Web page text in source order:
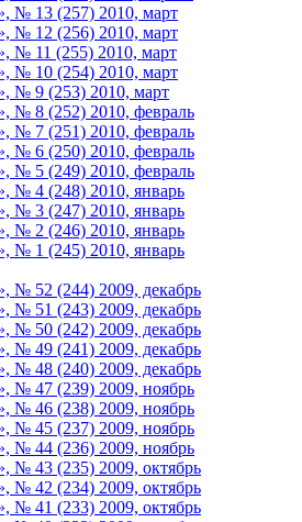
№ 13 (257) 2010, март
№ 12 (256) 2010, март
№ 11 (255) 2010, март
№ 10 (254) 2010, март
№ 9 (253) 2010, март
№ 8 (252) 2010, февраль
№ 7 (251) 2010, февраль
№ 6 (250) 2010, февраль
№ 5 (249) 2010, февраль
№ 4 (248) 2010, январь
№ 3 (247) 2010, январь
№ 2 (246) 2010, январь
№ 1 (245) 2010, январь
№ 52 (244) 2009, декабрь
№ 51 (243) 2009, декабрь
№ 50 (242) 2009, декабрь
№ 49 (241) 2009, декабрь
№ 48 (240) 2009, декабрь
№ 47 (239) 2009, ноябрь
№ 46 (238) 2009, ноябрь
№ 45 (237) 2009, ноябрь
№ 44 (236) 2009, ноябрь
№ 43 (235) 2009, октябрь
№ 42 (234) 2009, октябрь
№ 41 (233) 2009, октябрь